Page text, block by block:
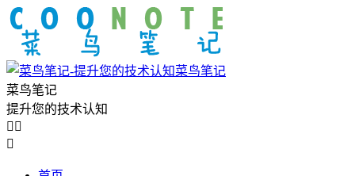
菜鸟笔记
菜鸟笔记
提升您的技术认知
 
